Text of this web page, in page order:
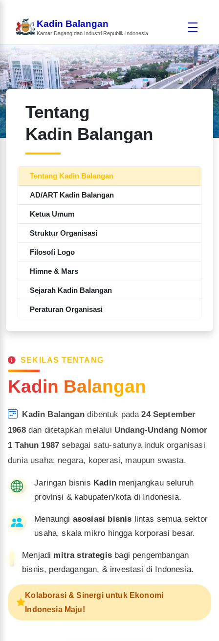
Kadin Balangan
Kamar Dagang dan Industri Republik Indonesia
Tentang
Kadin Balangan
Tentang Kadin Balangan
AD/ART Kadin Balangan
Ketua Umum
Struktur Organisasi
Filosofi Logo
Himne & Mars
Sejarah Kadin Balangan
Peraturan Organisasi
SEKILAS TENTANG
Kadin Balangan
Kadin Balangandibentuk pada24 September
1968dan ditetapkan melalui Undang-Undang Nomor
1 Tahun 1987 sebagai satu-satunya induk organisasi
dunia usaha: negara, koperasi, maupun swasta.
Jaringan bisnis Kadinmenjangkau seluruh
provinsi & kabupaten/kota di Indonesia.
Menaungi asosiasi bisnis lintas semua sektor
usaha, skala mikro hingga korporasi besar.
Menjadi mitra strategis bagi pengembangan
bisnis, perdagangan, & investasi di Indonesia.
Kolaborasi & Sinergi untuk Ekonomi
Indonesia Maju!